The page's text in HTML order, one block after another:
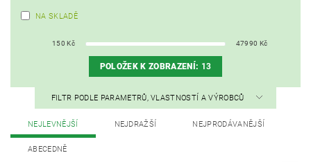
NA SKLADĚ
150 Kč 47990 Kč
POLOŽEK K ZOBRAZENÍ: 13
FILTR PODLE PARAMETRŮ, VLASTNOSTÍ A VÝROBCŮ
NEJLEVNĚJŠÍ NEJDRAŽŠÍ NEJPRODÁVANĚJŠÍ
ABECEDNĚ